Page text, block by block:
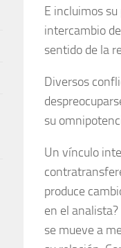
E incluimos
intercambio
sentido de la
Diversos
su
Un vínculo
produce
en el
se mueve a